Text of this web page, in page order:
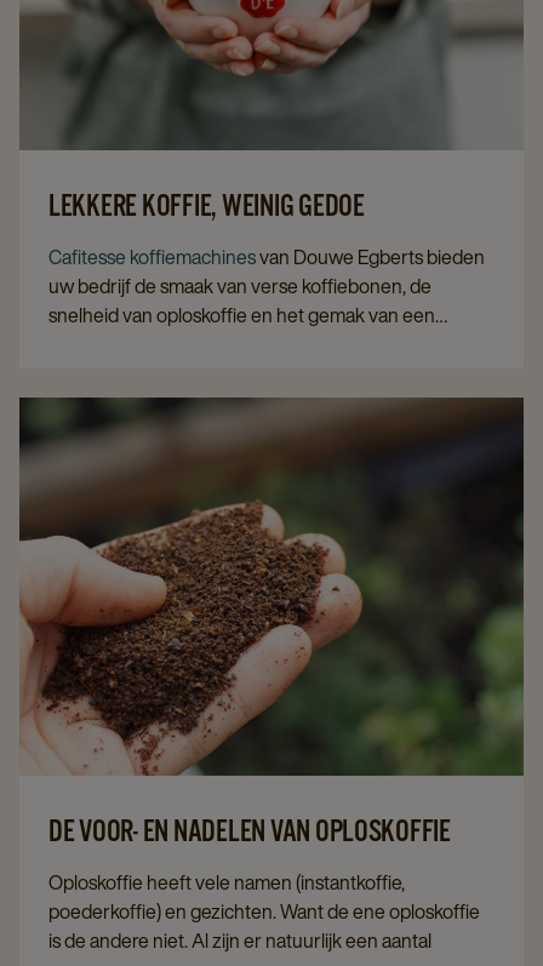
LEKKERE KOFFIE, WEINIG GEDOE
Cafitesse koffiemachinesvan Douwe Egberts bieden
uw bedrijf de smaak van verse koffiebonen, de
snelheid van oploskoffie en het gemak van een
DE VOOR- EN NADELEN VAN OPLOSKOFFIE
Oploskoffie heeft vele namen (instantkoffie,
poederkoffie) en gezichten. Want de ene oploskoffie
is de andere niet. Al zijn er natuurlijk een aantal